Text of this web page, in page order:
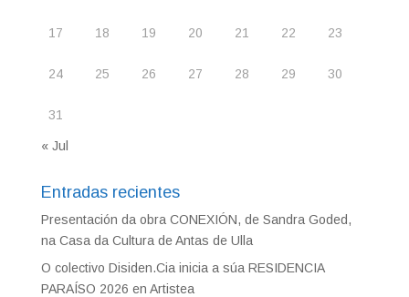
17 18 19 20 21 22 23
24 25 26 27 28 29 30
31
« Jul
Entradas recientes
Presentación da obra CONEXIÓN, de Sandra Goded,
na Casa da Cultura de Antas de Ulla
O colectivo Disiden.Cia inicia a súa RESIDENCIA
PARAÍSO 2026 en Artistea